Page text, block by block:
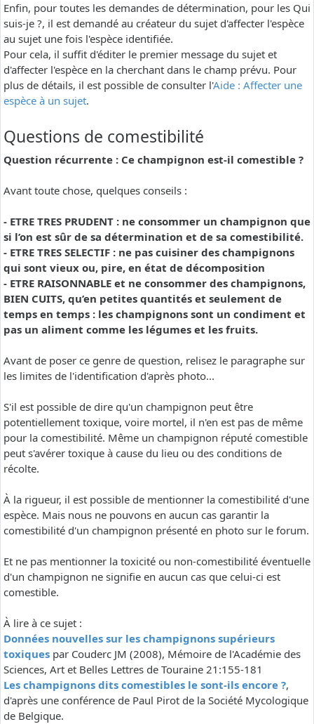
Enfin, pour toutes les demandes de détermination, pour les Qui
suis-je ?, il est demandé au créateur du sujet d'affecter l'espèce
au sujet une fois l'espèce identifiée.
Pour cela, il suffit d'éditer le premier message du sujet et
d'affecter l'espèce en la cherchant dans le champ prévu. Pour
plus de détails, il est possible de consulter l'Aide : Affecter une
espèce à un sujet.
Questions de comestibilité
Question récurrente : Ce champignon est-il comestible ?
Avant toute chose, quelques conseils :
- ETRE TRES PRUDENT : ne consommer un champignon que
si l’on est sûr de sa détermination et de sa comestibilité.
- ETRE TRES SELECTIF : ne pas cuisiner des champignons
qui sont vieux ou, pire, en état de décomposition
- ETRE RAISONNABLE et ne consommer des champignons,
BIEN CUITS, qu’en petites quantités et seulement de
temps en temps : les champignons sont un condiment et
pas un aliment comme les légumes et les fruits.
Avant de poser ce genre de question, relisez le paragraphe sur
les limites de l'identification d'après photo...
S'il est possible de dire qu'un champignon peut être
potentiellement toxique, voire mortel, il n'en est pas de même
pour la comestibilité. Même un champignon réputé comestible
peut s'avérer toxique à cause du lieu ou des conditions de
récolte.
À la rigueur, il est possible de mentionner la comestibilité d'une
espèce. Mais nous ne pouvons en aucun cas garantir la
comestibilité d'un champignon présenté en photo sur le forum.
Et ne pas mentionner la toxicité ou non-comestibilité éventuelle
d'un champignon ne signifie en aucun cas que celui-ci est
comestible.
À lire à ce sujet :
Données nouvelles sur les champignons supérieurs
toxiques par Couderc JM (2008), Mémoire de l'Académie des
Sciences, Art et Belles Lettres de Touraine 21:155-181
Les champignons dits comestibles le sont-ils encore ?,
d'après une conférence de Paul Pirot de la Société Mycologique
de Belgique.